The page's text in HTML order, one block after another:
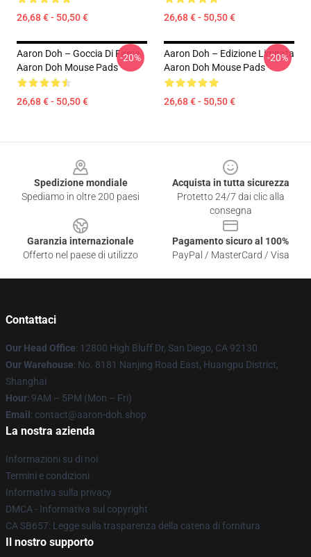
26,68 € - 50,50 € 26,68 € - 50,50 €
Aaron Doh – Goccia Di Firma
Aaron Doh Mouse Pads
26,68 € - 50,50 €
-20%
Aaron Doh – Edizione Limitata
Aaron Doh Mouse Pads
26,68 € - 50,50 €
-20%
Spedizione mondiale
Spediamo in oltre 200 paesi
Acquista in tutta sicurezza
Protetto 24/7 dai clic alla
consegna
Garanzia internazionale
Offerto nel paese di utilizzo
Pagamento sicuro al 100%
PayPal / MasterCard / Visa
Contattaci
Our Head Office: 12800 High Bluff Dr, San Diego, CA 92130
Our Warehouse: No. 8181 Nanjing Road East, Huangpu District,
Shanghai
Hour: 9AM – 5PM (Mon – Fri)
Email : contact@aaron-doh.shop
La nostra azienda
Informazioni su di noi
Termini e condizioni
Informativa sulla privacy
DMCA - Informativa sul copyright
CA SB657: Legge sulla trasparenza della catena di fornitura
Il nostro supporto